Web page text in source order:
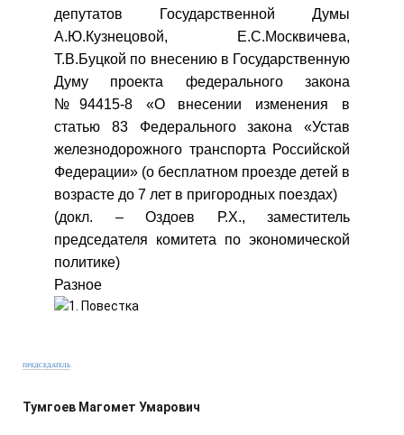
депутатов Государственной Думы
А.Ю.Кузнецовой, Е.С.Москвичева,
Т.В.Буцкой по внесению в Государственную
Думу проекта федерального закона
№94415-8 «О внесении изменения в
статью 83 Федерального закона «Устав
железнодорожного транспорта Российской
Федерации» (о бесплатном проезде детей в
возрасте до 7 лет в пригородных поездах)
(докл. – Оздоев Р.Х., заместитель
председателя комитета по экономической
политике)
Разное
ПРЕДСЕДАТЕЛЬ
Тумгоев Магомет Умарович